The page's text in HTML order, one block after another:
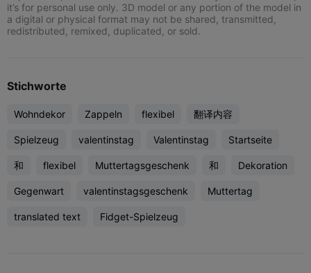
it’s for personal use only. 3D model or any portion of the model in
a digital or physical format may not be shared, transmitted,
redistributed, remixed, duplicated, or sold.
Stichworte
Wohndekor Zappeln flexibel 翻译内容
Spielzeug valentinstag Valentinstag Startseite
和 flexibel Muttertagsgeschenk 和 Dekoration
Gegenwart valentinstagsgeschenk Muttertag
translated text Fidget-Spielzeug